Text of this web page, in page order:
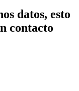
datos, esto
contacto